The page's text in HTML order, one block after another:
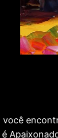
você